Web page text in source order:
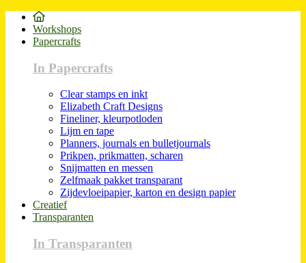
Workshops
Papercrafts
In Papercrafts
Clear stamps en inkt
Elizabeth Craft Designs
Fineliner, kleurpotloden
Lijm en tape
Planners, journals en bulletjournals
Prikpen, prikmatten, scharen
Snijmatten en messen
Zelfmaak pakket transparant
Zijdevloeipapier, karton en design papier
Creatief
Transparanten
In Transparanten